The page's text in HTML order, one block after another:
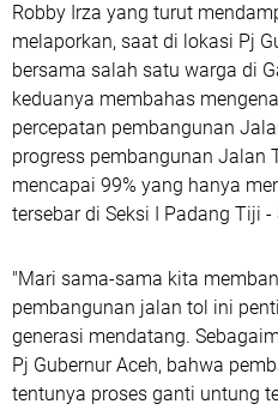
Robby Irza yang turut
melaporkan, saat di lokasi Pj
bersama salah satu warga di
keduanya membahas
percepatan pembangunan
progress pembangunan Jalan
mencapai 99% yang hanya
tersebar di Seksi I Padang Tiji -
"Mari sama-sama kita
pembangunan jalan tol ini
generasi mendatang.
Pj Gubernur Aceh, bahwa
tentunya proses ganti untung